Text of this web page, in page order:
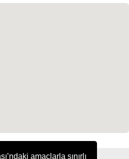
amaçlarla sınırlı